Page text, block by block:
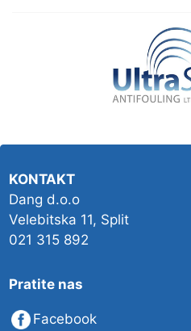
KONTAKT
Dang d.o.o
Velebitska 11, Split
021 315 892
Pratite nas
Facebook